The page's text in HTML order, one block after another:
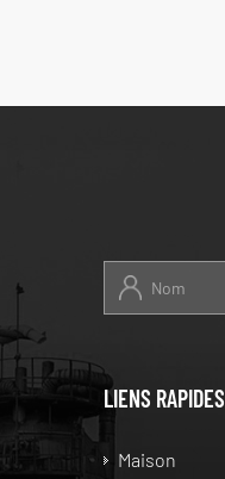
LIENS RAPIDES
Maison